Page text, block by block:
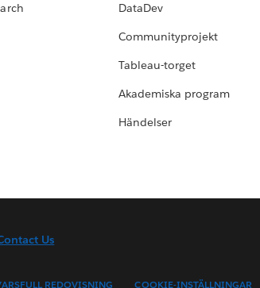
DataDev
Communityprojekt
Tableau-torget
Akademiska program
Händelser
Us
REDOVISNING COOKIE-INSTÄLLNINGAR